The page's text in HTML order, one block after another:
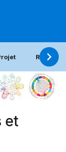
Rapport
et